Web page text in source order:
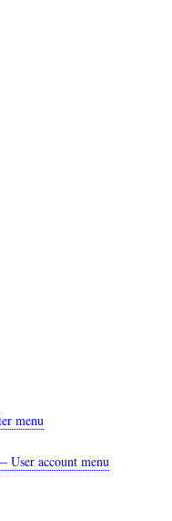
menu
User account menu